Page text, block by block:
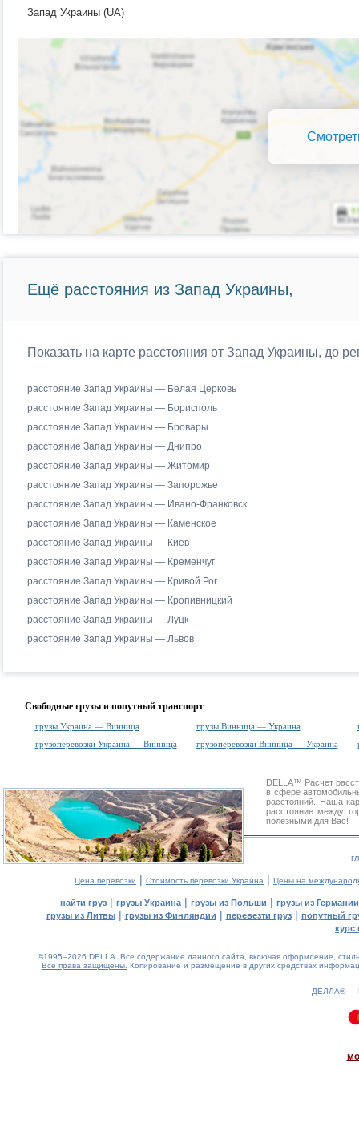
Запад Украины (UA)
Ещё расстояния из Запад Украины,
Показать на карте расстояния от Запад Украины, до
расстояние Запад Украины — Белая Церковь
расстояние Запад Украины — Борисполь
расстояние Запад Украины — Бровары
расстояние Запад Украины — Днипро
расстояние Запад Украины — Житомир
расстояние Запад Украины — Запорожье
расстояние Запад Украины — Ивано-Франковск
расстояние Запад Украины — Каменское
расстояние Запад Украины — Киев
расстояние Запад Украины — Кременчуг
расстояние Запад Украины — Кривой Рог
расстояние Запад Украины — Кропивницкий
расстояние Запад Украины — Луцк
расстояние Запад Украины — Львов
Свободные грузы и попутный транспорт
грузы Украина — Винница грузы Винница — Украина
грузоперевозки Украина — Винница
грузоперевозки Винница — Украина
DELLA™ Расчет
в сфере
расстояний. Наша
расстояние между
полезными для Вас!
Цена перевозки | Стоимость перевозки Украина | Цены на
найти груз| грузы Украина| грузы из Польши | грузы из Германии
грузы из Литвы| грузы из Финляндии | перевезти груз| попутный
курс
©1995–2026 DELLA. Все содержание данного сайта, включая оформление,
Все права защищены. Копирование и размещение в других средствах
ДЕЛЛА® —